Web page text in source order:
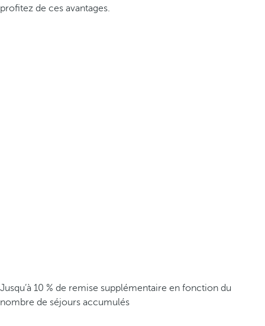
profitez de ces avantages.
Jusqu’à 10 % de remise supplémentaire en fonction du
nombre de séjours accumulés